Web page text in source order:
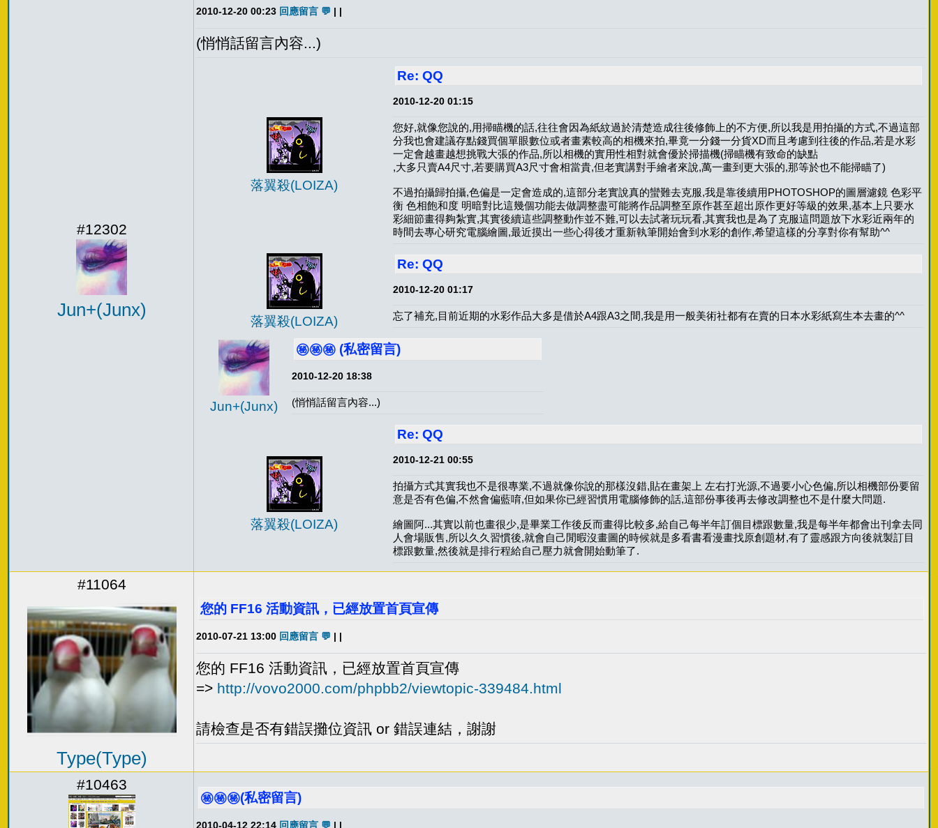
#12302
Jun+(Junx)
2010-12-20 00:23 回應留言 💬 | |
(悄悄話留言內容...)
落翼殺(LOIZA)
Re: QQ
2010-12-20 01:15
您好,就像您說的,用掃瞄機的話,往往會因為紙紋過於清楚造成往後修飾上的不方便,所以我是用拍攝的方式,不過這部
分我也會建議存點錢買個單眼數位或者畫素較高的相機來拍,畢竟一分錢一分貨XD而且考慮到往後的作品,若是水彩
一定會越畫越想挑戰大張的作品,所以相機的實用性相對就會優於掃描機(掃瞄機有致命的缺點
,大多只賣A4尺寸,若要購買A3尺寸會相當貴,但老實講對手繪者來說,萬一畫到更大張的,那等於也不能掃瞄了)
不過拍攝歸拍攝,色偏是一定會造成的,這部分老實說真的蠻難去克服,我是靠後續用PHOTOSHOP的圖層濾鏡 色彩平
衡 色相飽和度 明暗對比這幾個功能去做調整盡可能將作品調整至原作甚至超出原作更好等級的效果,基本上只要水
彩細節畫得夠紮實,其實後續這些調整動作並不難,可以去試著玩玩看,其實我也是為了克服這問題放下水彩近兩年的
時間去專心研究電腦繪圖,最近摸出一些心得後才重新執筆開始會到水彩的創作,希望這樣的分享對你有幫助^^
落翼殺(LOIZA)
Re: QQ
2010-12-20 01:17
忘了補充,目前近期的水彩作品大多是借於A4跟A3之間,我是用一般美術社都有在賣的日本水彩紙寫生本去畫的^^
Jun+(Junx)
㊙️㊙️㊙️ (私密留言)
2010-12-20 18:38
(悄悄話留言內容...)
落翼殺(LOIZA)
Re: QQ
2010-12-21 00:55
拍攝方式其實我也不是很專業,不過就像你說的那樣沒錯,貼在畫架上 左右打光源,不過要小心色偏,所以相機部份要留
意是否有色偏,不然會偏藍唷,但如果你已經習慣用電腦修飾的話,這部份事後再去修改調整也不是什麼大問題.
繪圖阿...其實以前也畫很少,是畢業工作後反而畫得比較多,給自己每半年訂個目標跟數量,我是每半年都會出刊拿去同
人會場販售,所以久久習慣後,就會自己閒暇沒畫圖的時候就是多看書看漫畫找原創題材,有了靈感跟方向後就製訂目
標跟數量,然後就是排行程給自己壓力就會開始動筆了.
#11064
Type(Type)
您的 FF16 活動資訊，已經放置首頁宣傳
2010-07-21 13:00 回應留言 💬 | |
您的 FF16 活動資訊，已經放置首頁宣傳
=> http://vovo2000.com/phpbb2/viewtopic-339484.html
請檢查是否有錯誤攤位資訊 or 錯誤連結，謝謝
#10463
㊙️㊙️㊙️(私密留言)
2010-04-12 22:14 回應留言 💬 | |